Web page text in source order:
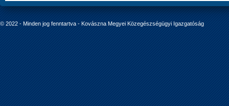
© 2022 - Minden jog fenntartva - Kovászna Megyei Közegészségügyi Igazgatóság